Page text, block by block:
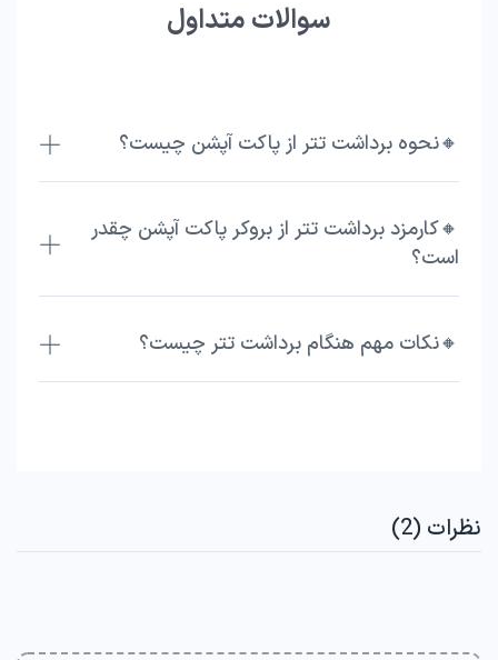
سوالات متداول
🔸نحوه برداشت تتر از پاکت آپشن چیست؟
🔸کارمزد برداشت تتر از بروکر پاکت آپشن چقدر
است؟
🔸نکات مهم هنگام برداشت تتر چیست؟
نظرات (2)